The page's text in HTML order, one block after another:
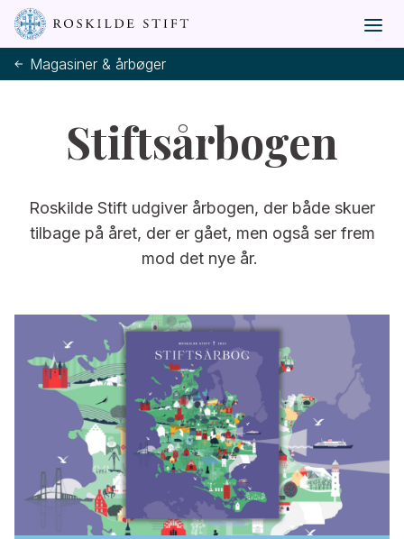
Magasiner & årbøger
Stiftsårbogen
Roskilde Stift udgiver årbogen, der både skuer
tilbage på året, der er gået, men også ser frem
mod det nye år.